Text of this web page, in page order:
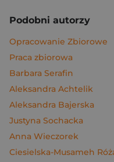
Podobni autorzy
Opracowanie Zbiorowe
Praca zbiorowa
Barbara Serafin
Aleksandra Achtelik
Aleksandra Bajerska
Justyna Sochacka
Anna Wieczorek
Ciesielska-Musameh